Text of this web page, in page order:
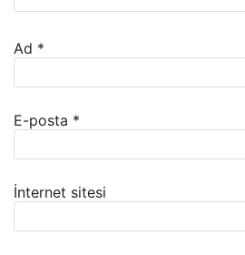
Ad *
E-posta *
İnternet sitesi